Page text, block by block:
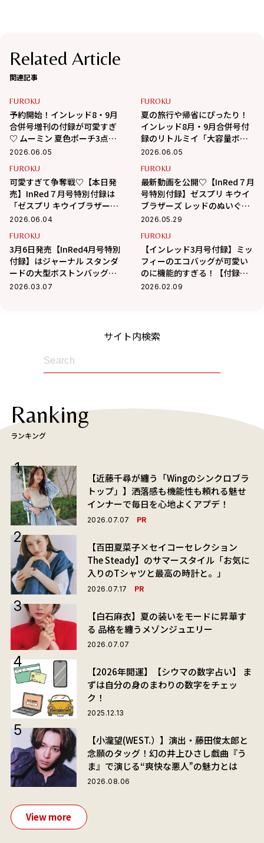
Related Article
関連記事
FUROKU
予約開始！インレッド8・9月
合併号増刊の付録が可愛すぎ
♡ ムーミン 夏色ポーチ3点セ
ットのサイズ感まとめ
2026.06.05
FUROKU
夏の旅行や帰省にぴったり！
インレッド8月・9月合併号付
録のリトルミイ「大容量ボス
トンバッグ」が神クオリティ
2026.06.05
FUROKU
可愛すぎて争奪戦♡【本日発
売】InRed７月号特別付録は
「ゼスプリ キウイブラザーズ
レッド」のぬいぐるみエコバ
2026.06.04
FUROKU
最新動画を公開♡【InRed７月
号特別付録】ゼスプリ キウイ
ブラザーズ レッドのぬいぐる
みエコバッグを発売前にチェ
2026.05.29
FUROKU
3月6日発売【InRed4月号特別
付録】はジャーナル スタンダ
ードの大型ボストンバッグ！
キャリーケースに装着できて
2026.03.07
FUROKU
【インレッド3月号付録】ミッ
フィーのエコバッグが可愛い
のに機能的すぎる！【付録レ
ポ】
2026.02.09
サイト内検索
Ranking
ランキング
【近藤千尋が纏う「Wingのシンクロブラ
トップ」】洒落感も機能性も頼れる魅せ
インナーで毎日を心地よくアプデ！
2026.07.07 PR
【百田夏菜子×セイコーセレクション
The Steady】のサマースタイル「お気に
入りのTシャツと最高の時計と。」
2026.07.17 PR
【白石麻衣】夏の装いをモードに昇華す
る 品格を纏うメゾンジュエリー
2026.07.07
【2026年開運】【シウマの数字占い】 ま
ずは自分の身のまわりの数字をチェッ
ク！
2025.12.13
【小瀧望(WEST.）】演出・藤田俊太郎と
念願のタッグ！幻の井上ひさし戯曲『う
ま』で演じる“爽快な悪人”の魅力とは
2026.08.06
View more